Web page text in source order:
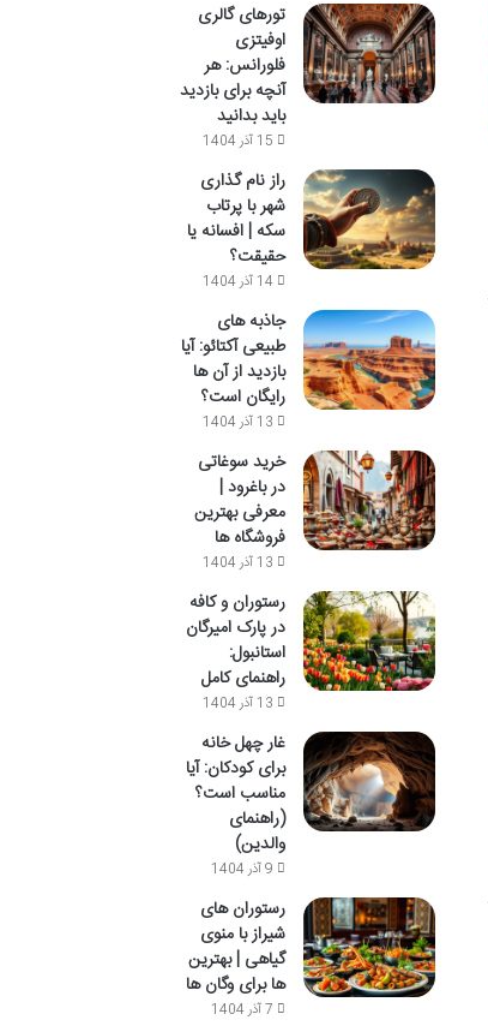
تورهای گالری
اوفیتزی
فلورانس: هر
آنچه برای بازدید
باید بدانید
15 آذر 1404
راز نام گذاری
شهر با پرتاب
سکه | افسانه یا
حقیقت؟
14 آذر 1404
جاذبه های
طبیعی آکتائو: آیا
بازدید از آن ها
رایگان است؟
13 آذر 1404
خرید سوغاتی
در باغرود |
معرفی بهترین
فروشگاه ها
13 آذر 1404
رستوران و کافه
در پارک امیرگان
استانبول:
راهنمای کامل
13 آذر 1404
غار چهل خانه
برای کودکان: آیا
مناسب است؟
(راهنمای
والدین)
9 آذر 1404
رستوران های
شیراز با منوی
گیاهی | بهترین
ها برای وگان ها
7 آذر 1404